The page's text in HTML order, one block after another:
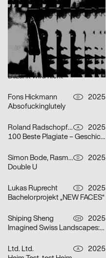
Neue Gestaltung D
2025
Die unendliche Geschichte
Neue Gestaltung
Der kleine Vampir
Neue Gestaltung D
2025
Bezahlt wird nicht
Fons Hickmann D
2025
Absofuckinglutely
Roland Radschopf, Florian Kowatz A
2025
100 Beste Plagiate – Geschichte kopiert sich
Simon Bode, Rasmus von Götz D
2025
Double U
Lukas Ruprecht D
2025
Bachelorprojekt „NEW FACES“
Shiping Sheng CH
2025
Imagined Swiss Landscapes: Perspectives and Edges in Image Collage
Ltd. Ltd. A
2025